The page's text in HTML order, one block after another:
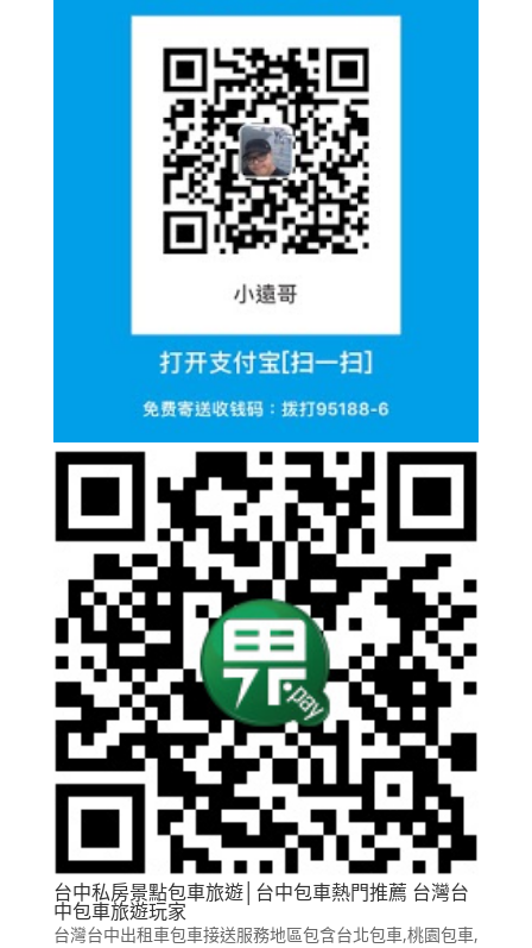
台中私房景點包車旅遊│台中包車熱門推薦 台灣台
中包車旅遊玩家
台灣台中出租車包車接送服務地區包含台北包車,桃園包車,